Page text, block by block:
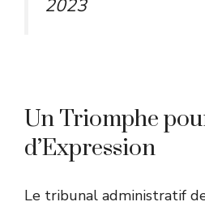
2023
Un Triomphe
d’Expression
Le tribunal administratif